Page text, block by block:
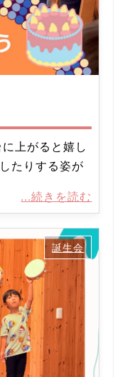
上がると嬉し
たりする姿が
...続きを読む
誕生会